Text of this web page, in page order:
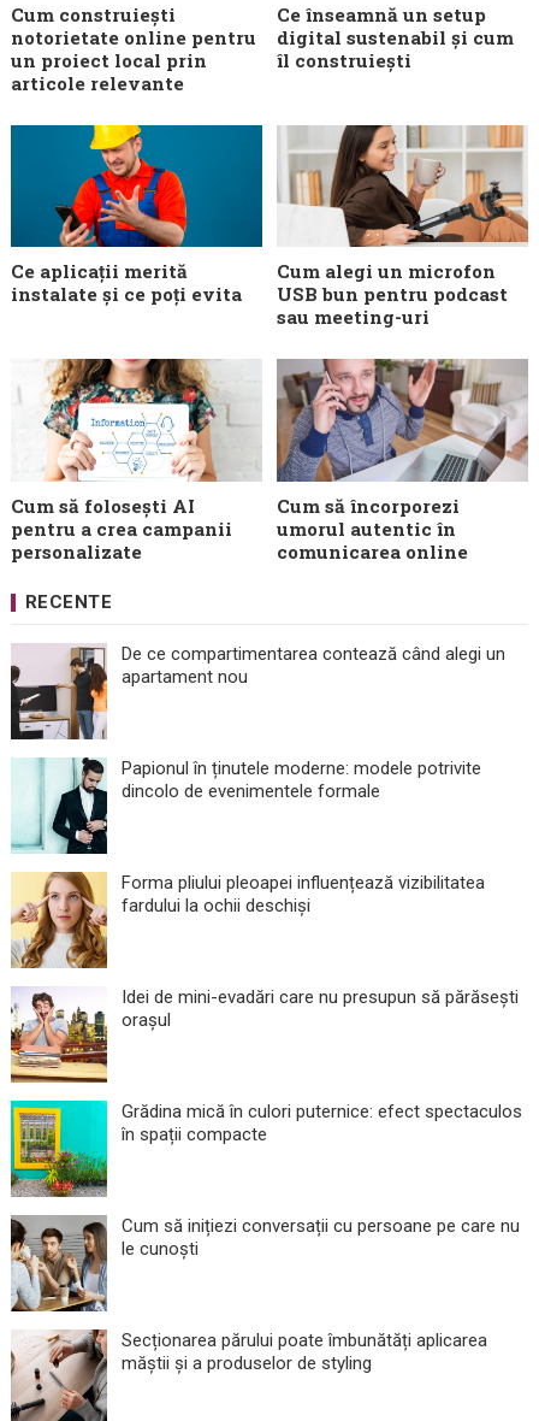
Cum construiești
notorietate online pentru
un proiect local prin
articole relevante
Ce înseamnă un setup
digital sustenabil și cum
îl construiești
Ce aplicații merită
instalate și ce poți evita
Cum alegi un microfon
USB bun pentru podcast
sau meeting-uri
Cum să folosești AI
pentru a crea campanii
personalizate
Cum să încorporezi
umorul autentic în
comunicarea online
RECENTE
De ce compartimentarea contează când alegi un
apartament nou
Papionul în ținutele moderne: modele potrivite
dincolo de evenimentele formale
Forma pliului pleoapei influențează vizibilitatea
fardului la ochii deschiși
Idei de mini-evadări care nu presupun să părăsești
orașul
Grădina mică în culori puternice: efect spectaculos
în spații compacte
Cum să inițiezi conversații cu persoane pe care nu
le cunoști
Secționarea părului poate îmbunătăți aplicarea
măștii și a produselor de styling